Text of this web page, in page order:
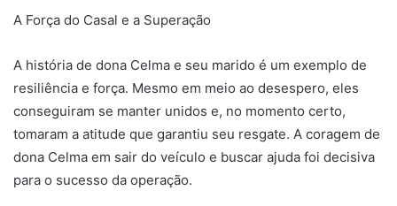
A Força do Casal e a Superação
A história de dona Celma e seu marido é um exemplo de
resiliência e força. Mesmo em meio ao desespero, eles
conseguiram se manter unidos e, no momento certo,
tomaram a atitude que garantiu seu resgate. A coragem de
dona Celma em sair do veículo e buscar ajuda foi decisiva
para o sucesso da operação.